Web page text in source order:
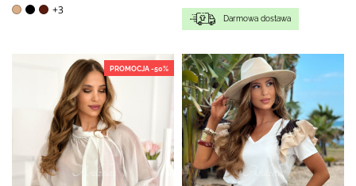
+3
Darmowa dostawa
PROMOCJA -50%